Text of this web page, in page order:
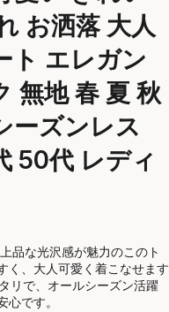
お洒落 大人
ト エレガン
無地 春 夏 秋
ーズンレス
50代 レディ
上品な光沢感が魅力のこのト
く、大人可愛く着こなせます
リで、オールシーズン活躍
です。